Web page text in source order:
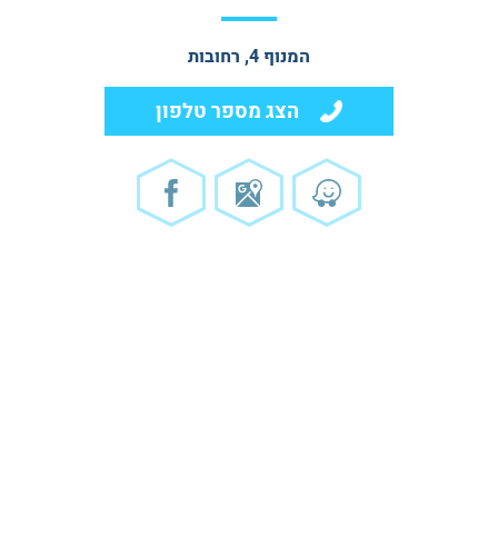
המנוף 4, רחובות
הצג מספר טלפון